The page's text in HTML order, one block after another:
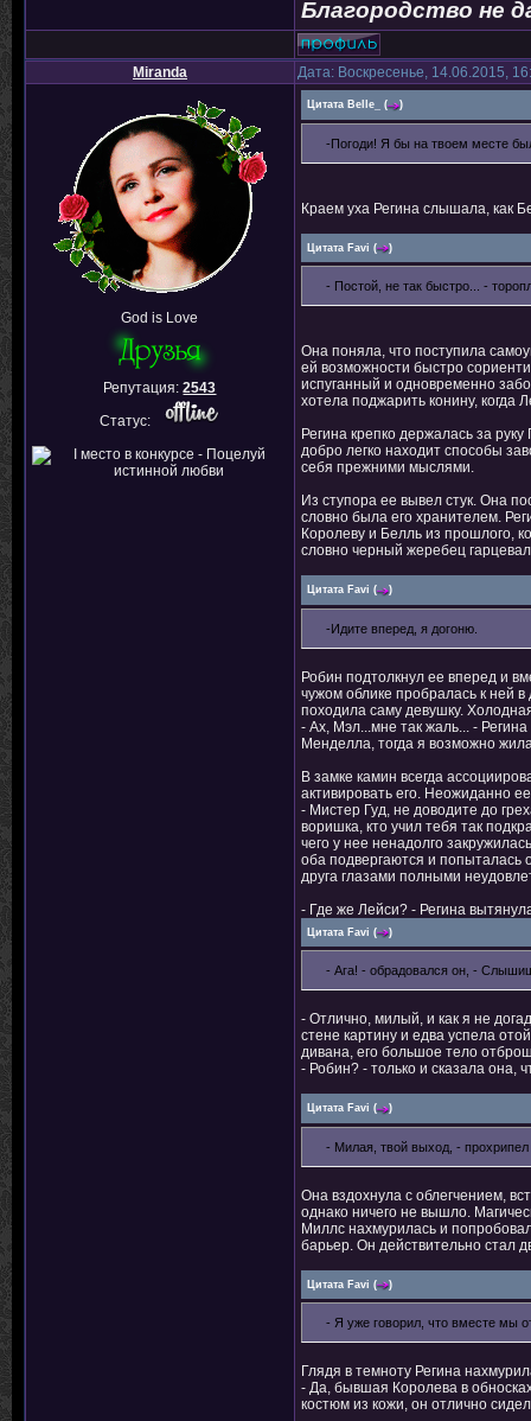
Благородство не
Miranda Дата: Воскресенье, 14.06.2015,
God is Love
Репутация:2543
Статус:
Цитата Belle_ ( )
-Погоди! Я бы на твоем месте
Краем уха Регина слышала, как
Цитата Favi ( )
- Постой, не так быстро... -
Она поняла, что поступила
ей возможности быстро
испуганный и одновременно
хотела поджарить конину, когда
Регина крепко держалась за
добро легко находит способы
себя прежними мыслями.
Из ступора ее вывел стук. Она
словно была его хранителем.
Королеву и Белль из прошлого,
словно черный жеребец
Цитата Favi ( )
-Идите вперед, я догоню.
Робин подтолкнул ее вперед и
чужом облике пробралась к ней
походила саму девушку.
- Ах, Мэл...мне так жаль... -
Менделла, тогда я возможно
В замке камин всегда
активировать его. Неожиданно
- Мистер Гуд, не доводите до
воришка, кто учил тебя так
чего у нее ненадолго
оба подвергаются и попыталась
друга глазами полными
- Где же Лейси? - Регина
Цитата Favi ( )
- Ага! - обрадовался он, -
- Отлично, милый, и как я не
стене картину и едва успела
дивана, его большое тело
- Робин? - только и сказала она,
Цитата Favi ( )
- Милая, твой выход, -
Она вздохнула с облегчением,
однако ничего не вышло.
Миллс нахмурилась и
барьер. Он действительно стал
Цитата Favi ( )
- Я уже говорил, что вместе мы
Глядя в темноту Регина
- Да, бывшая Королева в
костюм из кожи, он отлично